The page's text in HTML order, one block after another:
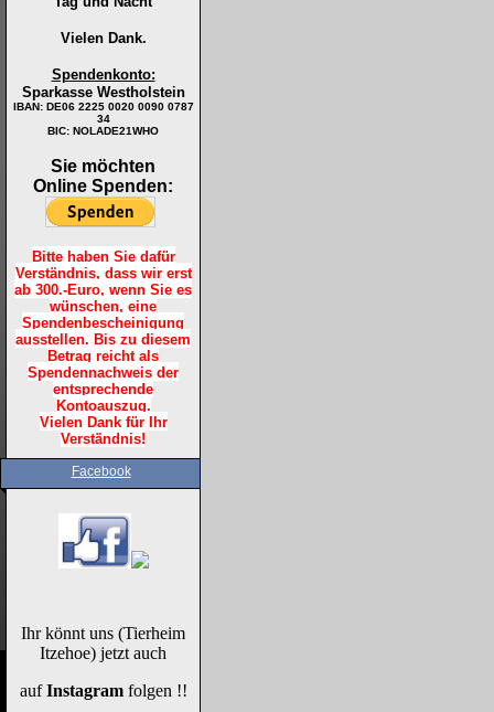
Vielen Dank.
Spendenkonto:
Sparkasse Westholstein
IBAN: DE06 2225 0020 0090 0787
34
BIC: NOLADE21WHO
Sie möchten
Online Spenden:
Bitte haben Sie dafür
Verständnis, dass wir erst
ab 300.-Euro, wenn Sie es
wünschen, eine
Spendenbescheinigung
ausstellen. Bis zu diesem
Betrag reicht als
Spendennachweis der
entsprechende
Kontoauszug.
Vielen Dank für Ihr
Verständnis!
Facebook
Ihr könnt uns (Tierheim
Itzehoe) jetzt auch
aufInstagramfolgen !!